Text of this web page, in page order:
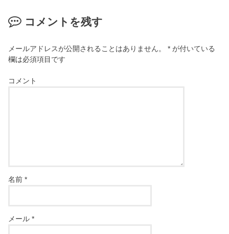
コメントを残す
メールアドレスが公開されることはありません。 * が付いている
欄は必須項目です
コメント
名前*
メール*